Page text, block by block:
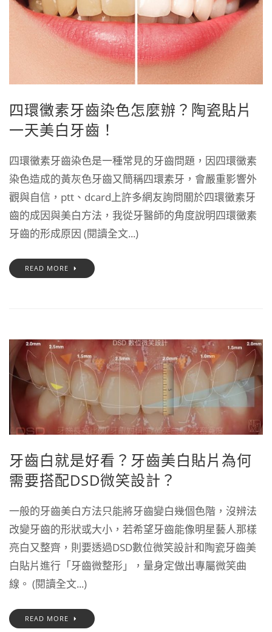
四環黴素牙齒染色怎麼辦？陶瓷貼片
一天美白牙齒！
四環黴素牙齒染色是一種常見的牙齒問題，因四環黴素
染色造成的黃灰色牙齒又簡稱四環素牙，會嚴重影響外
觀與自信，ptt、dcard上許多網友詢問關於四環黴素牙
齒的成因與美白方法，我從牙醫師的角度說明四環黴素
牙齒的形成原因 (閱讀全文...)
READ MORE
牙齒白就是好看？牙齒美白貼片為何
需要搭配DSD微笑設計？
一般的牙齒美白方法只能將牙齒變白幾個色階，沒辨法
改變牙齒的形狀或大小，若希望牙齒能像明星藝人那樣
亮白又整齊，則要透過DSD數位微笑設計和陶瓷牙齒美
白貼片進行「牙齒微整形」，量身定做出專屬微笑曲
線。 (閱讀全文...)
READ MORE